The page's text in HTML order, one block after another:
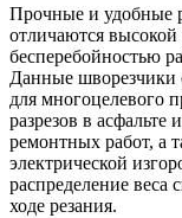
Прочные и удобные
отличаются
бесперебойностью
Данные шворезчики
для многоцелевого
разрезов в
ремонтных работ, а
электрической
распределение веса
ходе резания.